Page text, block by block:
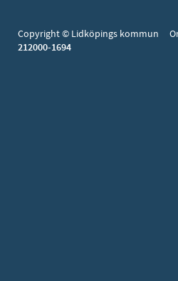
Copyright © Lidköpings kommun
212000-1694